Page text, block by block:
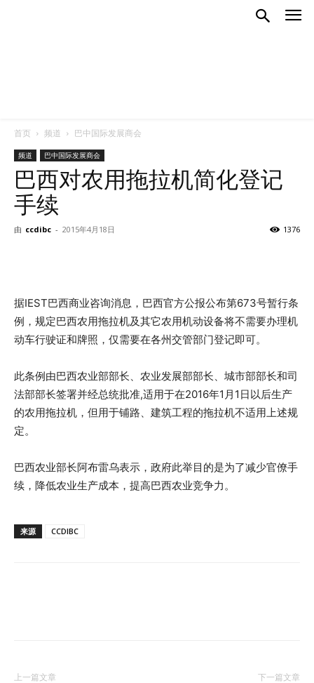
首页 频道 巴中国际发展商会
频道 巴中国际发展商会
巴西对农用拖拉机简化登记
手续
由 ccdibc - 2015年4月18日 1376
据IEST巴西商业咨询消息，巴西官方公报公布第673号暂行条
例，规定巴西农用拖拉机及其它农用机动设备将不需要办理机
动车行驶证和牌照，仅需要在各州交管部门登记即可。
此条例由巴西农业部部长、农业发展部部长、城市部部长和司
法部部长签署并经总统批准,适用于在2016年1月1日以后生产
的农用拖拉机，但用于铺路、建筑工程的拖拉机不适用上述规
定。
巴西农业部长阿布雷乌表示，政府此举目的是为了减少官僚手
续，降低农业生产成本，提高巴西农业竞争力。
来源 CCDIBC
上一篇文章 下一篇文章